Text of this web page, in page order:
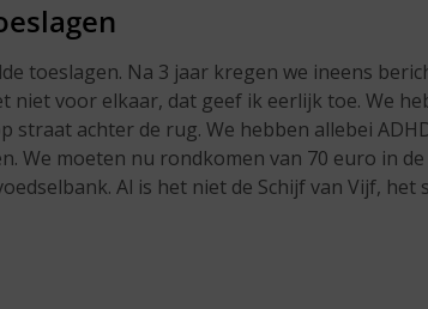
toeslagen. Na 3 jaar kregen we ineens
niet voor elkaar, dat geef ik eerlijk toe. We
straat achter de rug. We hebben allebei
We moeten nu rondkomen van 70 euro in de
Al is het niet de Schijf van Vijf, het